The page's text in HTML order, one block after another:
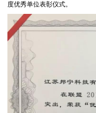
度优秀单位表彰仪式。